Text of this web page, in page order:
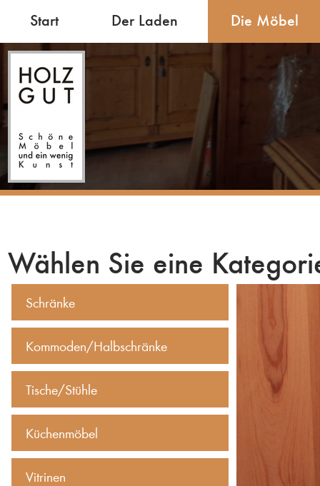
Start Der Laden Die Möbel
Wählen Sie eine
Schränke
Kommoden/Halbschränke
Tische/Stühle
Küchenmöbel
Vitrinen